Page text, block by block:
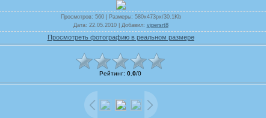
Просмотров: 560 | Размеры: 580x473px/30.1Kb
Дата: 22.05.2010 | Добавил: vipersrt8
Просмотреть фотографию в реальном размере
Рейтинг: 0.0/0